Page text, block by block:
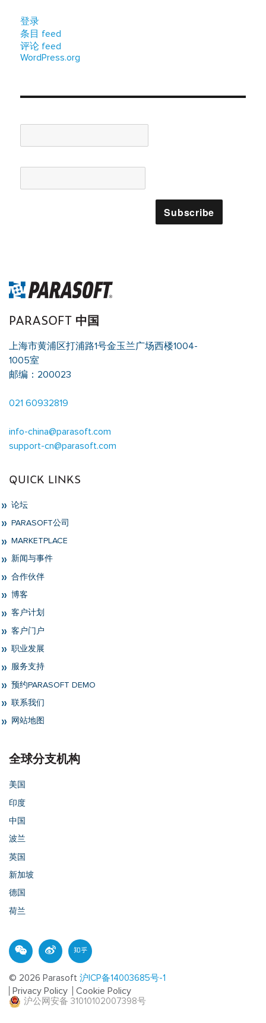
登录
条目 feed
评论 feed
WordPress.org
PARASOFT 中国
上海市黄浦区打浦路1号金玉兰广场西楼1004-
1005室
邮编：200023
021 60932819
info-china@parasoft.com
support-cn@parasoft.com
QUICK LINKS
论坛
PARASOFT公司
MARKETPLACE
新闻与事件
合作伙伴
博客
客户计划
客户门户
职业发展
服务支持
预约PARASOFT DEMO
联系我们
网站地图
全球分支机构
美国
印度
中国
波兰
英国
新加坡
德国
荷兰
© 2026 Parasoft 沪ICP备14003685号-1
Privacy Policy Cookie Policy
沪公网安备 31010102007398号